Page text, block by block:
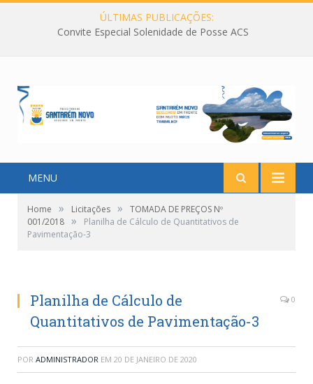
ÚLTIMAS PUBLICAÇÕES:
Convite Especial Solenidade de Posse ACS
MENU
Home » Licitações »
TOMADA DE PREÇOS Nº
001/2018 »
Planilha de Cálculo de Quantitativos de
Pavimentação-3
Planilha de Cálculo de
Quantitativos de Pavimentação-3
0
POR ADMINISTRADOR EM 20 DE JANEIRO DE 2020